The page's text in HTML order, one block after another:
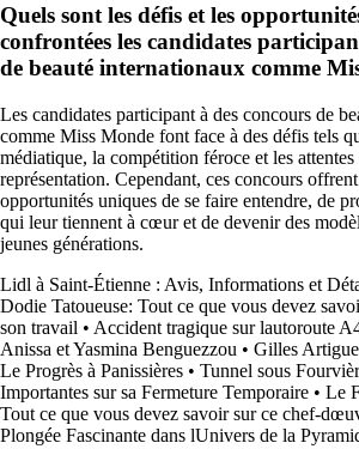
Quels sont les défis et les
confrontées les candidates
de beauté internationaux comme
Les candidates participant à des concours de
comme Miss Monde font face à des défis tels
médiatique, la compétition féroce et les attentes
représentation. Cependant, ces concours
opportunités uniques de se faire entendre, de
qui leur tiennent à cœur et de devenir des
jeunes générations.
Lidl à Saint-Étienne : Avis, Informations et
Dodie Tatoueuse: Tout ce que vous devez
son travail • Accident tragique sur lautoroute
Anissa et Yasmina Benguezzou • Gilles
Le Progrès à Panissières • Tunnel sous
Importantes sur sa Fermeture Temporaire • Le
Tout ce que vous devez savoir sur ce chef-
Plongée Fascinante dans lUnivers de la